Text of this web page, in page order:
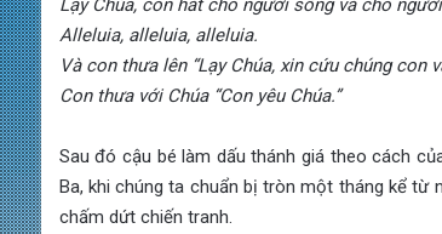
Lạy Chúa, con hát cho người sống và cho
Alleluia, alleluia, alleluia.
Và con thưa lên “Lạy Chúa, xin cứu chúng con
Con thưa với Chúa “Con yêu Chúa.”
Sau đó cậu bé làm dấu thánh giá theo cách
Ba, khi chúng ta chuẩn bị tròn một tháng kể từ
chấm dứt chiến tranh.